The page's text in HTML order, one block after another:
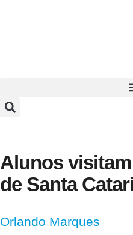
Alunos
de Santa
Orlando Marques